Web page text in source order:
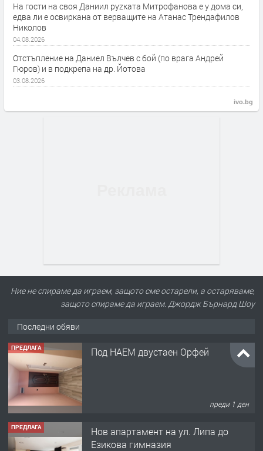
На гости на своя Даниил руzката Митрофанова е у дома си,
едва ли е освиркана от верващите на Атанас Трендафилов
Николов
04.08.2026
Отстъпление на Даниел Вълчев с бой (по врага Андрей
Гюров) и в подкрепа на др. Йотова
03.08.2026
ivo.bg
Ние не спираме да играем, защото сме остарели, а остаряваме,
защото спираме да играем. Джордж Бърнард Шоу
Последни обяви
ПРЕДЛАГА Под НАЕМ двустаен Орфей
преди 1 ден
ПРЕДЛАГА
Нов апартамент на ул. Липа до
Езикова гимназия